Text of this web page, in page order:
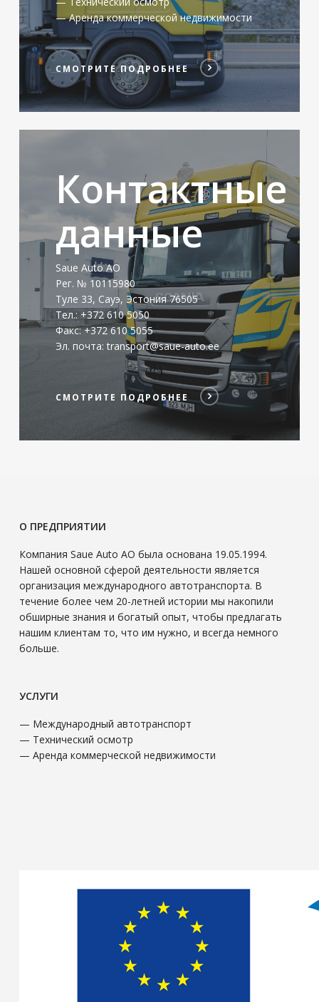
— Аренда коммерческой недвижимости
СМОТРИТЕ ПОДРОБНЕЕ
Контактные
данные
Saue Auto АО
Рег. № 10115980
Туле 33, Сауэ, Эстония 76505
Тел.: +372 610 5050
Факс: +372 610 5055
Эл. почта: transport@saue-auto.ee
СМОТРИТЕ ПОДРОБНЕЕ
О ПРЕДПРИЯТИИ
Компания Saue Auto АО была основана 19.05.1994.
Нашей основной сферой деятельности является
организация международного автотранспорта. В
течение более чем 20-летней истории мы накопили
обширные знания и богатый опыт, чтобы предлагать
нашим клиентам то, что им нужно, и всегда немного
больше.
УСЛУГИ
— Международный автотранспорт
— Технический осмотр
— Аренда коммерческой недвижимости